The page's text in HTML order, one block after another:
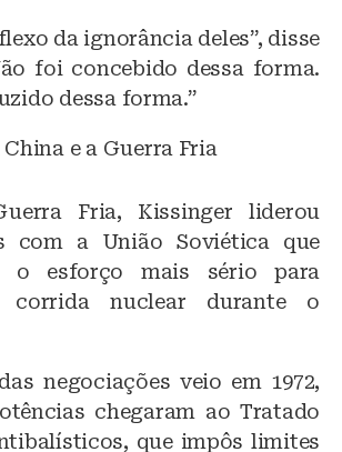
da ignorância deles”, disse
foi concebido dessa forma.
dessa forma.”
China e a Guerra Fria
Fria, Kissinger liderou
com a União Soviética que
o esforço mais sério para
corrida nuclear durante o
negociações veio em 1972,
chegaram ao Tratado
que impôs limites